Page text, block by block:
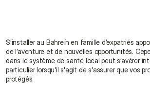
S’installer au Bahreïn en famille d’expatriés
de l’aventure et de nouvelles opportunités.
dans le système de santé local peut s’avérer
particulier lorsqu'il s'agit de s'assurer que vos
protégés.